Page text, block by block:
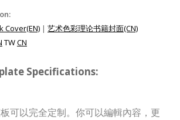
Cover(EN) | 艺术色彩理论书籍封面(CN)
TWCN
Specifications:
可以完全定制。你可以編輯內容，更